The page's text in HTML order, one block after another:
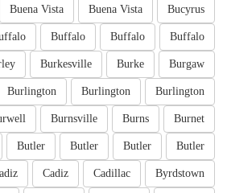
Bucyrus
Buena Vista
Buena Vista
Buffalo
Buffalo
Buffalo
Burgaw
Burke
Burkesville
Burlington
Burlington
Burlington
Burnet
Burns
Burnsville
Butler
Butler
Butler
Butler
Byrdstown
Cadillac
Cadiz